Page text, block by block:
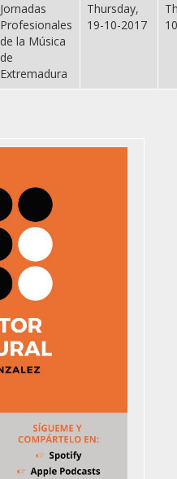
Jornadas
Profesionales
de la Música
de
Extremadura
Thursday,
19-10-2017